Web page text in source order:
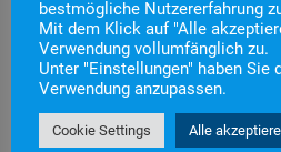
Einsatznummer
47
Einsatzstichwort
H1 –
Einsatzort
Alarmierungszeitpunkt29.
Einsatzdauer
50
bestmögliche Nutzererfahrung
Mit dem Klick auf "Alle
Verwendung vollumfänglich zu.
Unter "Einstellungen" haben
Verwendung anzupassen.
Cookie Settings Alle